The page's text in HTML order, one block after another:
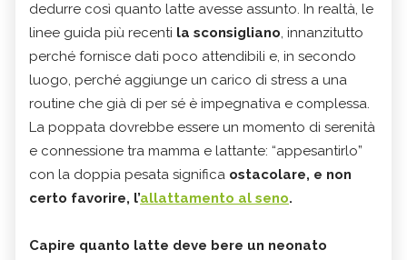
dedurre così quanto latte avesse assunto. In realtà, le
linee guida più recenti la sconsigliano, innanzitutto
perché fornisce dati poco attendibili e, in secondo
luogo, perché aggiunge un carico di stress a una
routine che già di per sé è impegnativa e complessa.
La poppata dovrebbe essere un momento di serenità
e connessione tra mamma e lattante: “appesantirlo”
con la doppia pesata significa ostacolare, e non
certo favorire, l’allattamento al seno.
Capire quanto latte deve bere un neonato